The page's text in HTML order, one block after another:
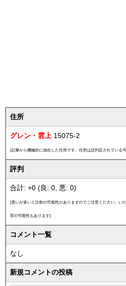
住所
グレン・雲上 15075-2
(記事から機械的に抽出した住所です。住所は誤判定されている
評判
合計: +0 (良: 0, 悪: 0)
(悪いが多いと詐欺の可能性がありますのでご注意ください。い
罪の可能性もあります)
コメント一覧
なし
新規コメントの投稿